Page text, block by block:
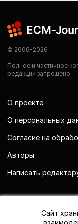
© 2006-2026
Полное и частичное
редакции запрещено.
О проекте
О персональных
Согласие на
Авторы
Написать
Сайт